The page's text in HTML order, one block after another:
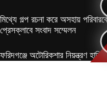
মিথ্যে গল্প রচনা করে অসহায়
প্রেসক্লাবে সংবাদ সম্মেলন
ফরিদগঞ্জে অটোরিকশার নিয়ন্ত্রণ